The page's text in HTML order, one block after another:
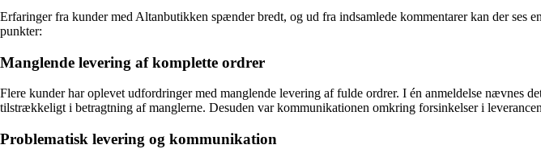
Erfaringer fra kunder med Altanbutikken spænder bredt, og ud fra indsamlede kommentarer kan der ses
punkter:
Manglende levering af komplette ordrer
Flere kunder har oplevet udfordringer med manglende levering af fulde ordrer. I én anmeldelse nævnes
tilstrækkeligt i betragtning af manglerne. Desuden var kommunikationen omkring forsinkelser i
Problematisk levering og kommunikation